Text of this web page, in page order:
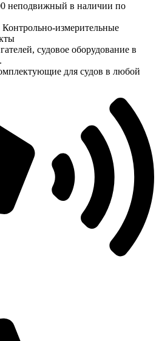
неподвижный в наличии по
измерительные
судовое оборудование в
для судов в любой